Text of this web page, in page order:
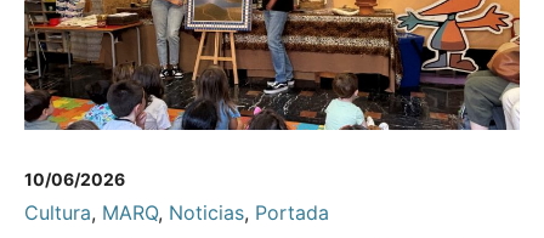
10/06/2026
Cultura, MARQ, Noticias, Portada